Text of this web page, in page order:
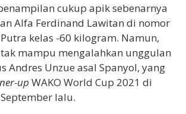
cukup apik sebenarnya
Alfa Ferdinand Lawitan di nomor
kelas -60 kilogram. Namun,
mampu mengalahkan unggulan
Andres Unzue asal Spanyol, yang
up WAKO World Cup 2021 di
lalu.